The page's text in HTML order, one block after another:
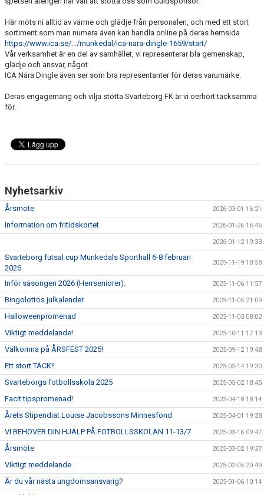
SPONSORHUSET
GRÄSROTEN
Här möts ni alltid av värme och glädje från personalen, och med ett stort
sortiment som man numera även kan handla online på deras hemsida
https://www.ica.se/.../munkedal/ica-nara-dingle-1659/start/
Vår verksamhet är en del av samhället, vi representerar bla gemenskap,
glädje och ansvar, något
ICA Nära Dingle även ser som bra representanter för deras varumärke.
Deras engagemang och vilja stötta Svarteborg FK är vi oerhört tacksamma
för.
Nyhetsarkiv
Årsmöte 2026-03-01 16:21
Information om fritidskortet 2026-01-26 16:46
2026-01-12 19:33
Svarteborg futsal cup Munkedals Sporthall 6-8 februari
2026
2025-11-19 10:58
Inför säsongen 2026 (Herrseniorer). 2025-11-06 11:57
Bingolottos julkalender 2025-11-05 21:09
Halloweenpromenad 2025-11-03 08:02
Viktigt meddelande! 2025-10-11 17:13
Välkomna på ÅRSFEST 2025! 2025-09-12 19:48
Ett stort TACK!! 2025-05-14 19:30
Svarteborgs fotbollsskola 2025 2025-05-02 18:45
Facit tipspromenad! 2025-04-18 18:14
Årets Stipendiat Louise Jacobssons Minnesfond 2025-04-01 19:38
VI BEHÖVER DIN HJÄLP PÅ FOTBOLLSSKOLAN 11-13/7 2025-03-16 09:47
Årsmöte 2025-03-02 19:37
Viktigt meddelande 2025-02-05 20:49
Är du vår nästa ungdomsansvarig? 2025-01-06 10:14